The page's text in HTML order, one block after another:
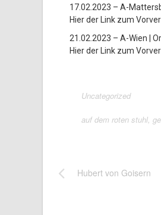
17.02.2023 – A-
Hier der Link zum
21.02.2023 – A-Wien |
Hier der Link zum
Uncategorized
auf dem roten stuhl,
Hubert von Goisern